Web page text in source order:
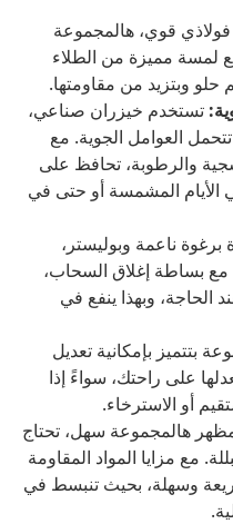
قوي، هالمجموعة
لمسة مميزة من الطلاء
حلو وبتزيد من مقاومتها.
تستخدم خيزران صناعي،
العوامل الجوية. مع
والرطوبة، تحافظ على
الأيام المشمسة أو حتى في
برغوة ناعمة وبوليستر،
بساطة إغلاق السحاب،
الحاجة، وبهذا ينفع في
بتتميز بإمكانية تعديل
على راحتك، سواءً إذا
أو الاسترخاء.
هالمجموعة سهل، تحتاج
مزايا المواد المقاومة
وسهلة، بحيث تنبسط في